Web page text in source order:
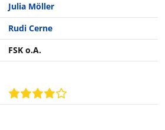
Julia Möller
Rudi Cerne
FSK o.A.